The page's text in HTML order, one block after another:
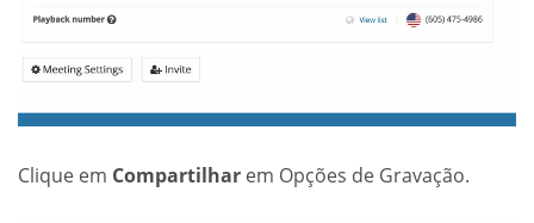
Clique em Compartilhar em Opções de Gravação.